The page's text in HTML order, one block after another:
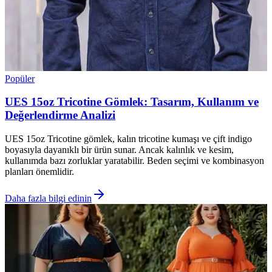
Popüler
UES 15oz Tricotine Gömlek: Tasarım, Kullanım ve
Değerlendirme Analizi
UES 15oz Tricotine gömlek, kalın tricotine kumaşı ve çift indigo
boyasıyla dayanıklı bir ürün sunar. Ancak kalınlık ve kesim,
kullanımda bazı zorluklar yaratabilir. Beden seçimi ve kombinasyon
planları önemlidir.
Daha fazla bilgi edinin